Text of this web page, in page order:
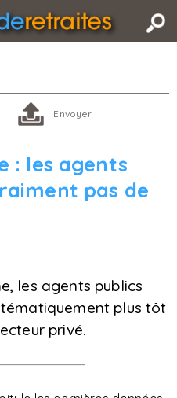
Envoyer
: les agents
pas de
les agents publics
plus tôt
privé.